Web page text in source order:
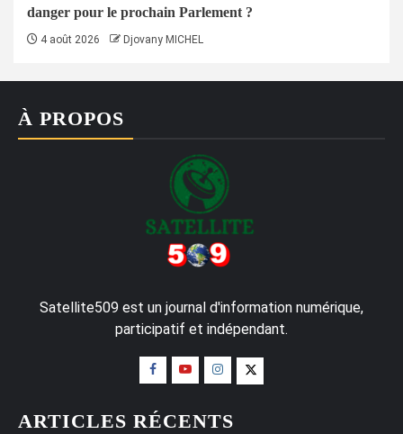
danger pour le prochain Parlement ?
4 août 2026 Djovany MICHEL
À PROPOS
Satellite509 est un journal d'information numérique,
participatif et indépendant.
ARTICLES RÉCENTS